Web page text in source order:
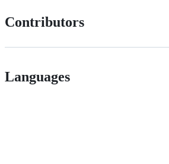
Contributors
Languages